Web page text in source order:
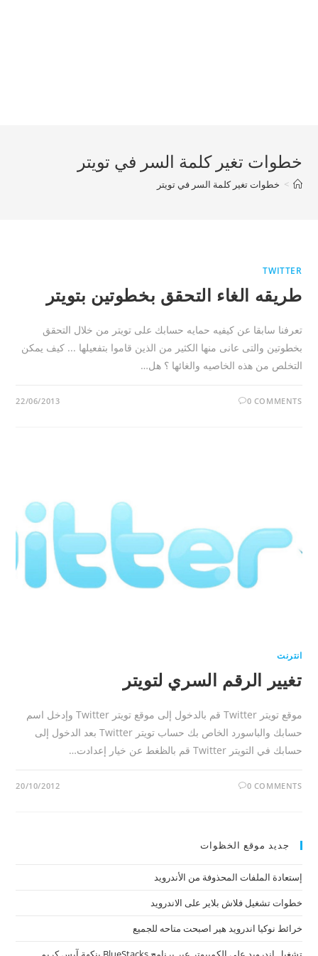
خطوات تغير كلمة السر في تويتر
> خطوات تغير كلمة السر في تويتر
TWITTER
طريقه الغاء التحقق بخطوتين بتويتر
تعرفنا سابقا عن كيفيه حمايه حسابك على تويتر من خلال التحقق
بخطوتين والتى عانى منها الكثير من الذين قاموا بتفعيلها ... كيف يمكن
التخلص من هذه الخاصيه والغائها ؟ هل…
0 COMMENTS
22/06/2013
انترنت
تغيير الرقم السري لتويتر
موقع تويتر Twitter قم بالدخول إلى موقع تويتر Twitter وإدخل اسم
حسابك والباسورد الخاص بك حساب تويتر Twitter بعد الدخول إلى
حسابك في التويتر Twitter قم بالظغط عن خيار إعدادت…
0 COMMENTS
20/10/2012
جديد موقع الخظوات
إستعادة الملفات المحذوفة من الأندرويد
خطوات تشغيل فلاش بلاير على الاندرويد
خرائط نوكيا اندرويد هير اصبحت متاحه للجميع